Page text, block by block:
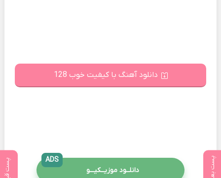
پست بعدی پست قبلی
دانلود آهنگ با کیفیت خوب 128
دانلــود موزیــکیـــو
ADS